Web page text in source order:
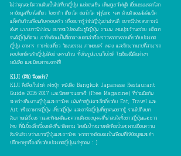
ไม่ว่าคุณจะมีความฝันเป็นไปเที่ยวญี่ปุ่น แช่ออนเซ็น เห็นภูเขาไฟฟูจิ เยี่ยมชมมรดกโลก
หาข้อมูลเที่ยวโตเกียว โอซาก้า เกียวโต ฮอกไกโด ฟุกุโอกะ ฯลฯ ด้วยตัวเองสไตล์แบ็ค
แพ็คกับก๊วนเพื่อนกับครอบครัว หรืออยากรู้ว่าไปญี่ปุ่นช่วงไหนดี อยากมีประสบการณ์
เจ๋งๆ แบบชาวนิปปอน อยากจะไปลองชิมซูชิญี่ปุ่น ราเมน เทมปุระร้านอร่อย หรือเท
รนด์ญี่ปุ่นก็ตาม เราก็พร้อมเป็นสื่อกลางบอกเล่าเรื่องราวหลากหลายเกี่ยวกับประเทศ
ญี่ปุ่น อาหาร การท่องเที่ยว วัฒนธรรม ภาพยนตร์ เพลง และอีกมากมายที่สามารถ
ตอบโจทย์คนรักญี่ปุ่นได้อย่างครบถ้วน ทั้งในรูปแบบเว็บไซต์ โซเชียลมีเดียต่างๆ
หนังสือ และนิตยสารแจกฟรี!
KIJI (คิจิ) คืออะไร?
KIJI คือสื่อเว็บไซต์ เฟซบุ๊ก หนังสือ Bangkok Japanese Restaurant
Guide 2016-2017 และนิตยสารแจกฟรี (Free Magazine) ที่ร่วมมือกัน
ระหว่างทีมงานญี่ปุ่นและชาวไทย เน้นทำสกู๊ปเจาะลึกเกี่ยวกับ Eat, Travel และ
Art หรืออาหารญี่ปุ่น เที่ยวญี่ปุ่น และอาร์ตญี่ปุ่นที่ทุกคนอยากรู้ รวมไปถึงบท
สัมภาษณ์เรื่องราวและทัศนคติและความคิดของบุคคลที่น่าสนใจทั้งชาวญี่ปุ่นและชาว
ไทย ที่มีเบื้องลึกเบื้องหลังที่น่าติดตาม โดยมีเป้าหมายหลักคือเป็นสะพานเชื่อมความ
สัมพันธ์ระหว่างชาวญี่ปุ่นและชาวไทย พวกเราพร้อมจะเป็นเพื่อนที่ให้ข้อมูลและคำ
ปรึกษาทุกเรื่องเกี่ยวกับประเทศญี่ปุ่นแก่ทุกคน : )